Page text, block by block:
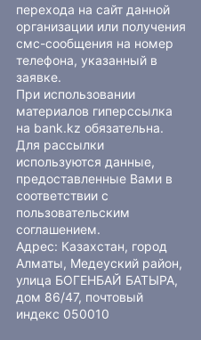
перехода на сайт данной
организации или получения
смс-сообщения на номер
телефона, указанный в
заявке.
При использовании
материалов гиперссылка
на bank.kz обязательна.
Для рассылки
используются данные,
предоставленные Вами в
соответствии с
пользовательским
соглашением.
Адрес: Казахстан, город
Алматы, Медеуский район,
улица БОГЕНБАЙ БАТЫРА,
дом 86/47, почтовый
индекс 050010